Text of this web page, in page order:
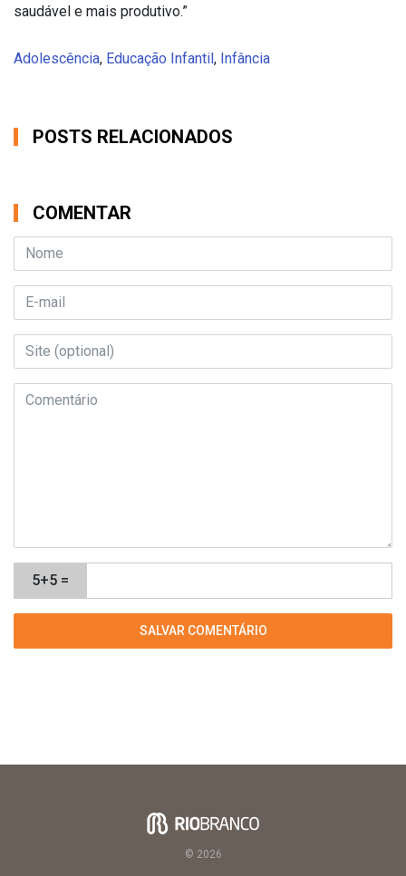
saudável e mais produtivo.”
Adolescência, Educação Infantil, Infância
POSTS RELACIONADOS
COMENTAR
5+5 =
© 2026